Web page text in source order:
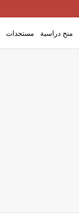
منح دراسية مستجدات